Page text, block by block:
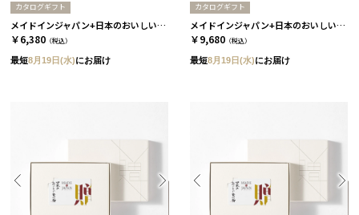
カタログギフト
メイドインジャパン+日本のおいしい食べ物 / C MJ10＋藍
￥6,380 （税込）
最短8月19日(水)にお届け
カタログギフト
メイドインジャパン+日本のおいしい食べ物 / C MJ14＋蓬
￥9,680 （税込）
最短8月19日(水)にお届け